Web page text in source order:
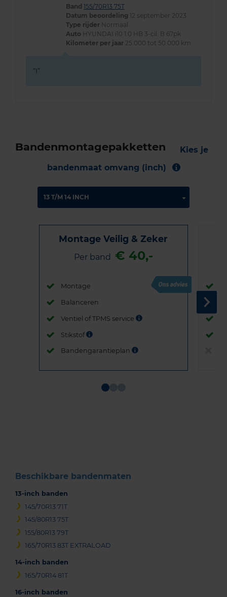
Band 155/70R13 75T
Datum beoordeling 12 september 2023
Type rijder Normaal
Auto HYUNDAI i10 1.0 HB 3-cil. B 67pk
Kilometer per jaar 25.000 tot 50.000 km
I
Bandenmontagepakketten
Kies je
bandenmaat omvang (inch)
Montage Veilig & Zeker
Per band € 40,-
Montage
Balanceren
Ventiel of TPMS service
Stikstof
Bandengarantieplan
Beschikbare bandenmaten
13-inch banden
145/70R13 71T
145/80R13 75T
155/80R13 79T
165/70R13 83T EXTRALOAD
14-inch banden
165/70R14 81T
16-inch banden